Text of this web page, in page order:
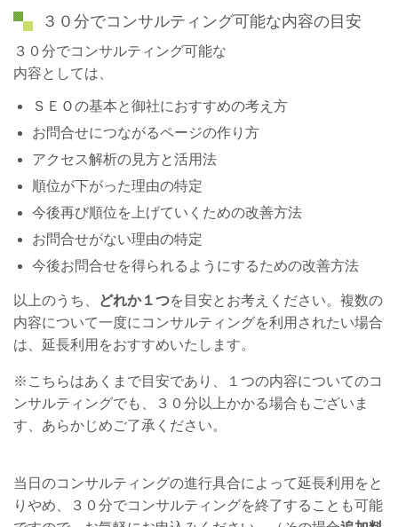
３０分でコンサルティング可能な内容の目安
３０分でコンサルティング可能な
内容としては、
ＳＥＯの基本と御社におすすめの考え方
お問合せにつながるページの作り方
アクセス解析の見方と活用法
順位が下がった理由の特定
今後再び順位を上げていくための改善方法
お問合せがない理由の特定
今後お問合せを得られるようにするための改善方法
以上のうち、 どれか１つを目安とお考えください。複数の
内容について一度にコンサルティングを利用されたい場合
は、延長利用をおすすめいたします。
※こちらはあくまで目安であり、１つの内容についてのコ
ンサルティングでも、３０分以上かかる場合もございま
す、あらかじめご了承ください。
当日のコンサルティングの進行具合によって延長利用をと
りやめ、３０分でコンサルティングを終了することも可能